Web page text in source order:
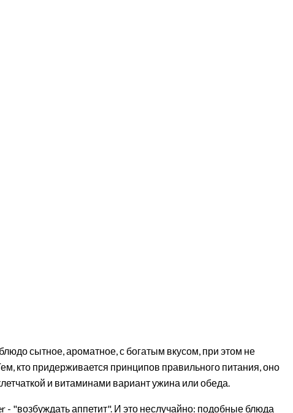
сытное, ароматное, с богатым вкусом, при этом не
кто придерживается принципов правильного питания, оно
и витаминами вариант ужина или обеда.
- "возбуждать аппетит". И это неслучайно: подобные блюда